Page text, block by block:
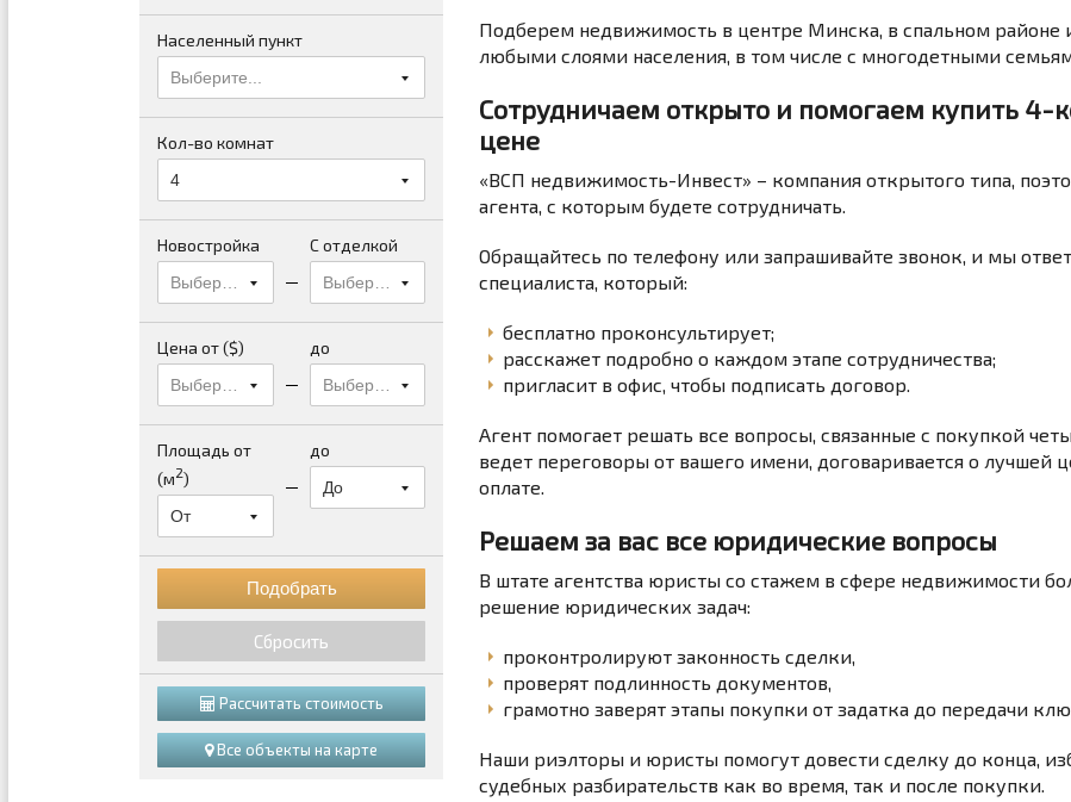
Населенный пункт
Выберите...
Кол-во комнат
4
Новостройка С отделкой
Цена от ($) до
Площадь от
(м2)
От
до
До
Сбросить
Рассчитать стоимость
Все объекты на карте
Подберем недвижимость в центре Минска, в спальном районе
любыми слоями населения, в том числе с многодетными
Сотрудничаем открыто и помогаем купить
цене
«ВСП недвижимость-Инвест» – компания открытого типа,
агента, с которым будете сотрудничать.
Обращайтесь по телефону или запрашивайте звонок, и мы
специалиста, который:
бесплатно проконсультирует;
расскажет подробно о каждом этапе сотрудничества;
пригласит в офис, чтобы подписать договор.
Агент помогает решать все вопросы, связанные с покупкой
ведет переговоры от вашего имени, договаривается о лучшей
оплате.
Решаем за вас все юридические вопросы
В штате агентства юристы со стажем в сфере недвижимости
решение юридических задач:
проконтролируют законность сделки,
проверят подлинность документов,
грамотно заверят этапы покупки от задатка до передачи
Наши риэлторы и юристы помогут довести сделку до конца,
судебных разбирательств как во время, так и после покупки.